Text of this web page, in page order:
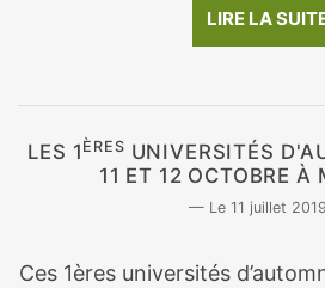
LIRE LA
LES 1 ÈRES UNIVERSITÉS
11 ET 12 OCTOBRE À
11 juillet 2019
Ces 1ères universités